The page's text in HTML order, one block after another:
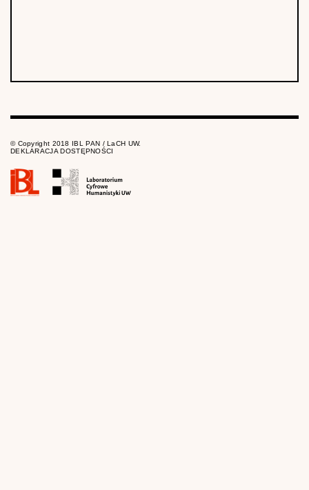
© Copyright 2018 IBL PAN / LaCH UW.
DEKLARACJA DOSTĘPNOŚCI